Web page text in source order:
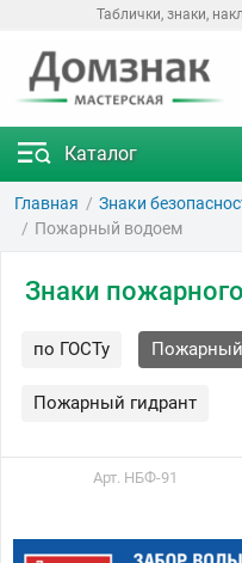
Таблички, знаки,
Каталог
Главная Знаки
Пожарный водоем
Знаки
по ГОСТу
Пожарный гидрант
Арт. НБФ-91